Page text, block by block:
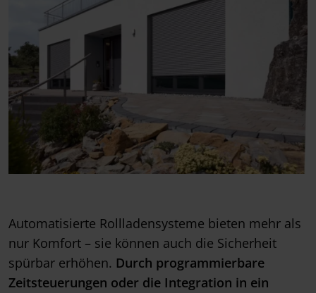
Automatisierte Rollladensysteme bieten mehr als
nur Komfort – sie können auch die Sicherheit
spürbar erhöhen. Durch programmierbare
Zeitsteuerungen oder die Integration in ein